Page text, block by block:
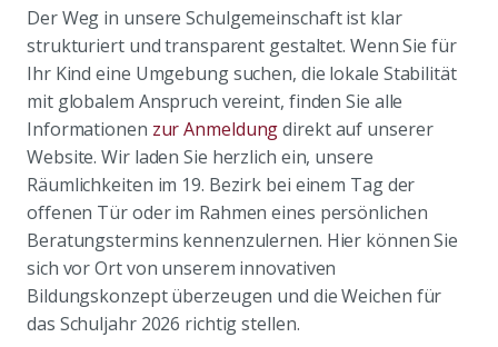
Der Weg in unsere Schulgemeinschaft ist klar
strukturiert und transparent gestaltet. Wenn Sie für
Ihr Kind eine Umgebung suchen, die lokale Stabilität
mit globalem Anspruch vereint, finden Sie alle
Informationen zur Anmeldungdirekt auf unserer
Website. Wir laden Sie herzlich ein, unsere
Räumlichkeiten im 19. Bezirk bei einem Tag der
offenen Tür oder im Rahmen eines persönlichen
Beratungstermins kennenzulernen. Hier können Sie
sich vor Ort von unserem innovativen
Bildungskonzept überzeugen und die Weichen für
das Schuljahr 2026 richtig stellen.